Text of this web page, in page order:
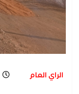
الراي العام